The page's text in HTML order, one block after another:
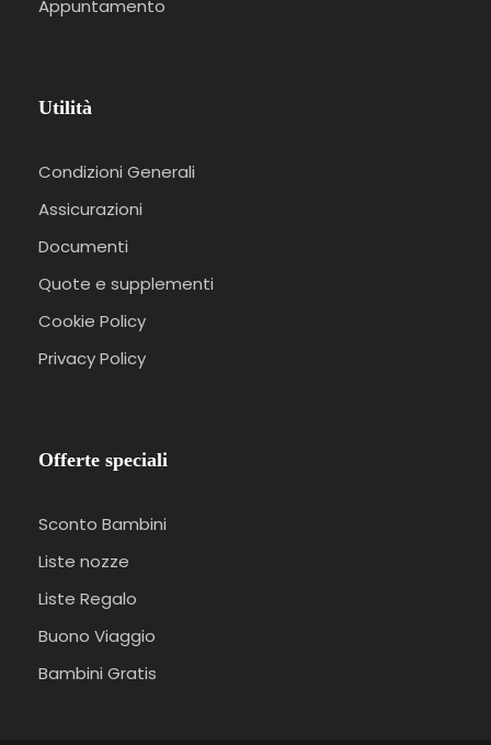
Appuntamento
Utilità
Condizioni Generali
Assicurazioni
Documenti
Quote e supplementi
Cookie Policy
Privacy Policy
Offerte speciali
Sconto Bambini
Liste nozze
Liste Regalo
Buono Viaggio
Bambini Gratis